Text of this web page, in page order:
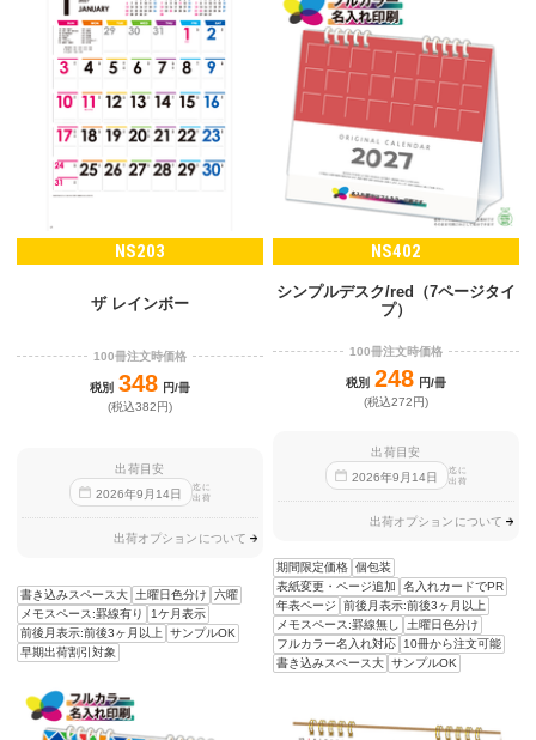
NS203
ザ レインボー
100冊注文時価格
税別 348 円/冊
(税込382円)
出荷目安
2026年9 月 14日
迄に
出荷
出荷オプションについて
書き込みスペース大 土曜日色分け
六曜
メモスペース:罫線有り
1ケ月表示
前後月表示:前後3ヶ月以上
サンプルOK
早期出荷割引対象
NS402
シンプルデスク/red（7ページタイ
プ）
100冊注文時価格
税別 248 円/冊
(税込272円)
出荷目安
2026年9 月14日
迄に
出荷
出荷オプションについて
期間限定価格 個包装
表紙変更・ページ追加
名入れカードでPR
年表ページ
前後月表示:前後3ヶ月以上
メモスペース:罫線無し
土曜日色分け
フルカラー名入れ対応 10冊から注文可能
書き込みスペース大 サンプルOK